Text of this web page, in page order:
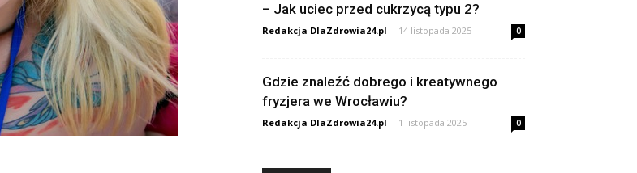
– Jak uciec przed cukrzycą typu 2?
Redakcja DlaZdrowia24.pl - 14 listopada 2025 0
Gdzie znaleźć dobrego i kreatywnego
fryzjera we Wrocławiu?
Redakcja DlaZdrowia24.pl - 1 listopada 2025 0